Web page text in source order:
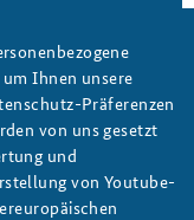
Ihnen unsere
Präferenzen
von uns gesetzt
und
von Youtube-